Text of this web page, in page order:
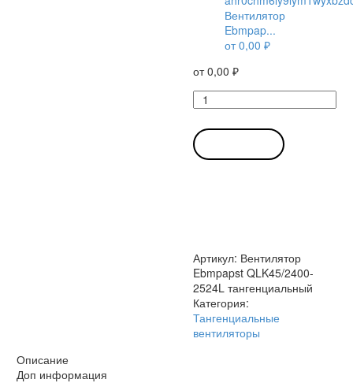
Вентилятор
Ebmpap...
от0,00 ₽
от0,00 ₽
Количество
товара
Вентилятор
Ebmpapst
QLK45/2400-
Артикул: Вентилятор
Ebmpapst QLK45/2400-
2524L тангенциальный
Категория:
Тангенциальные
вентиляторы
Описание
Доп информация